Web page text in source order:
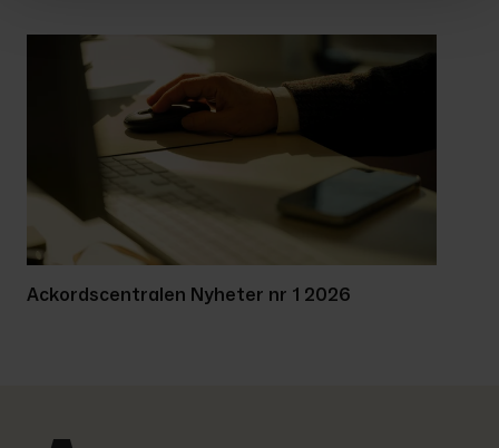
Ackordscentralen Nyheter nr 1 2026